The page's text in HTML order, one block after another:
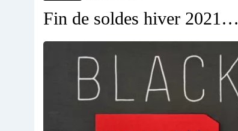
Fin de soldes hiver 2021…